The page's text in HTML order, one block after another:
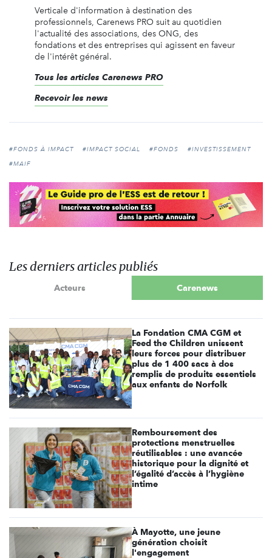
Verticale d'information à destination des
professionnels, Carenews PRO suit au quotidien
l'actualité des associations, des ONG, des
fondations et des entreprises qui agissent en faveur
de l'intérêt général.
Tous les articles Carenews PRO
Recevoir les news
#FONDS À IMPACT #IMPACT SOCIAL #FONDS
#INVESTISSEMENT
#MAIF
Les derniers articles publiés
Acteurs Carenews
La Fondation CMA CGM et
Feed the Children unissent
leurs forces pour distribuer
plus de 1 400 sacs à dos
remplis de produits essentiels
aux enfants de Norfolk
Remboursement des
protections menstruelles
réutilisables : une avancée
historique pour la dignité et
l’égalité d’accès à l’hygiène
intime
À Mayotte, une jeune
génération choisit
l'engagement